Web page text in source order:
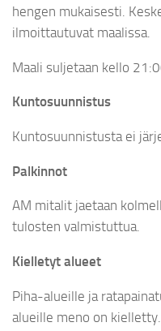
hengen mukaisesti.
ilmoittautuvat maalissa.
Maali suljetaan kello
Kuntosuunnistus
Kuntosuunnistusta ei
Palkinnot
AM mitalit jaetaan
tulosten valmistuttua.
Kielletyt alueet
Piha-alueille ja
alueille meno on kielletty.